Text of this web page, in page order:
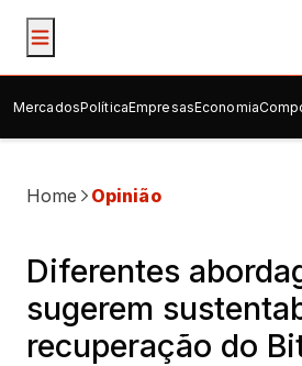
MercadosPolíticaEmpresasEconomia
Home Opinião
Diferentes
sugerem
recuperação do